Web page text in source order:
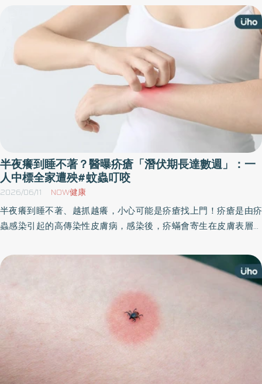
會死嗎？被咬到怎麼辦？《優活健康網》整理被蜈蚣咬到的緊急處
理方法以及防治方法，幫助民眾正確應對。
半夜癢到睡不著？醫曝疥瘡「潛伏期長達數週」：一
人中標全家遭殃#蚊蟲叮咬
2026/06/11 NOW健康
半夜癢到睡不著、越抓越癢，小心可能是疥瘡找上門！疥瘡是由疥
蟲感染引起的高傳染性皮膚病，感染後，疥蟎會寄生在皮膚表層，
摺處，並在夜間出現劇烈搔癢。《優活健康網》特摘此篇，由皮膚